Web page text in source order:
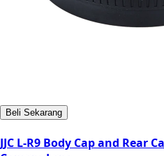
Beli Sekarang
JJC L-R9 Body Cap and Rear